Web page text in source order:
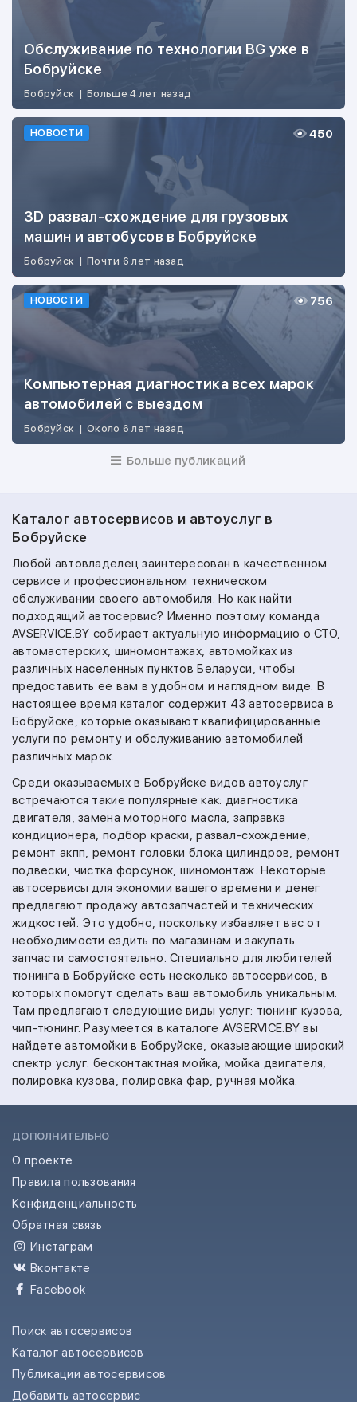
Обслуживание по технологии BG уже в
Бобруйске
Бобруйск | Больше 4 лет назад
НОВОСТИ
3D развал-схождение для грузовых
машин и автобусов в Бобруйске
Бобруйск | Почти 6 лет назад
450
НОВОСТИ
Компьютерная диагностика всех марок
автомобилей с выездом
Бобруйск | Около 6 лет назад
756
Больше публикаций
Каталог автосервисов и автоуслуг в
Бобруйске
Любой автовладелец заинтересован в качественном
сервисе и профессиональном техническом
обслуживании своего автомобиля. Но как найти
подходящий автосервис? Именно поэтому команда
AVSERVICE.BY собирает актуальную информацию о СТО,
автомастерских, шиномонтажах, автомойках из
различных населенных пунктов Беларуси, чтобы
предоставить ее вам в удобном и наглядном виде. В
настоящее время каталог содержит 43 автосервиса в
Бобруйске, которые оказывают квалифицированные
услуги по ремонту и обслуживанию автомобилей
различных марок.
Среди оказываемых в Бобруйске видов автоуслуг
встречаются такие популярные как: диагностика
двигателя,замена моторного масла, заправка
кондиционера, подбор краски,развал-схождение,
ремонт акпп, ремонт головки блока цилиндров, ремонт
подвески, чистка форсунок, шиномонтаж. Некоторые
автосервисы для экономии вашего времени и денег
предлагают продажу автозапчастей и технических
жидкостей. Это удобно, поскольку избавляет вас от
необходимости ездить по магазинам и закупать
запчасти самостоятельно. Специально для любителей
тюнинга в Бобруйске есть несколько автосервисов, в
которых помогут сделать ваш автомобиль уникальным.
Там предлагают следующие виды услуг: тюнинг кузова,
чип-тюнинг. Разумеется в каталоге AVSERVICE.BY вы
найдете автомойки в Бобруйске, оказывающие широкий
спектр услуг: бесконтактная мойка,мойка двигателя,
полировка кузова,полировка фар,ручная мойка.
ДОПОЛНИТЕЛЬНО
О проекте
Правила пользования
Конфиденциальность
Обратная связь
Инстаграм
Вконтакте
Facebook
Поиск автосервисов
Каталог автосервисов
Публикации автосервисов
Добавить автосервис